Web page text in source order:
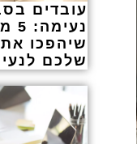
עובדים
שיהפכו
שלכם